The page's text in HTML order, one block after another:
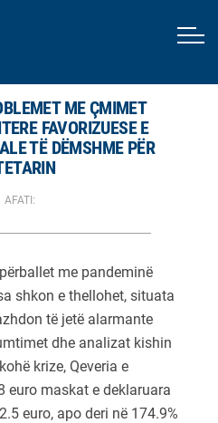
ME ÇMIMET
FAVORIZUESE E
TË DËMSHME PËR
AFATI:
me pandeminë
shkon e thellohet, situata
të jetë alarmante
dhe analizat kishin
krize, Qeveria e
euro maskat e deklaruara
euro, apo deri në 174.9%